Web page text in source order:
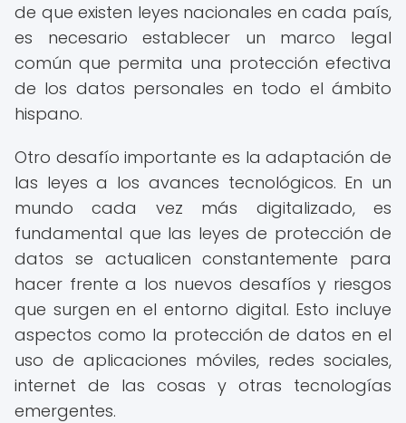
de que existen leyes nacionales en cada país,
es necesario establecer un marco legal
común que permita una protección efectiva
de los datos personales en todo el ámbito
hispano.
Otro desafío importante es la adaptación de
las leyes a los avances tecnológicos. En un
mundo cada vez más digitalizado, es
fundamental que las leyes de protección de
datos se actualicen constantemente para
hacer frente a los nuevos desafíos y riesgos
que surgen en el entorno digital. Esto incluye
aspectos como la protección de datos en el
uso de aplicaciones móviles, redes sociales,
internet de las cosas y otras tecnologías
emergentes.